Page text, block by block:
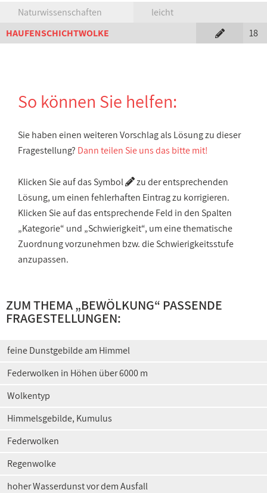
Naturwissenschaften
leicht
HAUFENSCHICHTWOLKE
18
So können Sie helfen:
Sie haben einen weiteren Vorschlag als Lösung zu dieser
Fragestellung? Dann teilen Sie uns das bitte mit!
Klicken Sie auf das Symbol
zu der entsprechenden
Lösung, um einen fehlerhaften Eintrag zu korrigieren.
Klicken Sie auf das entsprechende Feld in den Spalten
„Kategorie“ und „Schwierigkeit“, um eine thematische
Zuordnung vorzunehmen bzw. die Schwierigkeitsstufe
anzupassen.
ZUM THEMA „BEWÖLKUNG“ PASSENDE
FRAGESTELLUNGEN:
feine Dunstgebilde am Himmel
Federwolken in Höhen über 6000 m
Wolkentyp
Himmelsgebilde, Kumulus
Federwolken
Regenwolke
hoher Wasserdunst vor dem Ausfall